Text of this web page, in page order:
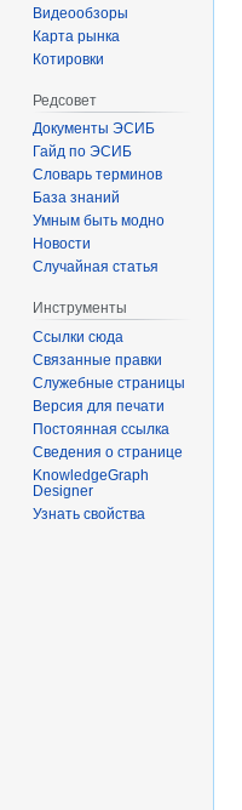
Видеообзоры
Карта рынка
Котировки
Редсовет
Документы ЭСИБ
Гайд по ЭСИБ
Словарь терминов
База знаний
Умным быть модно
Новости
Случайная статья
Инструменты
Ссылки сюда
Связанные правки
Служебные страницы
Версия для печати
Постоянная ссылка
Сведения о странице
KnowledgeGraph
Designer
Узнать свойства